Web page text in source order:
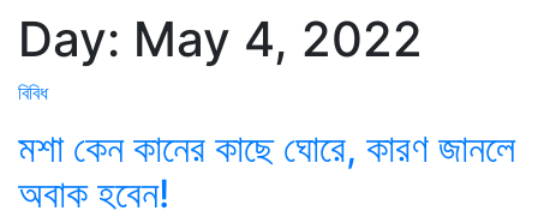
Day: May 4, 2022
বিবিধ
মশা কেন কানের কাছে ঘোরে, কারণ জানলে
অবাক হবেন!